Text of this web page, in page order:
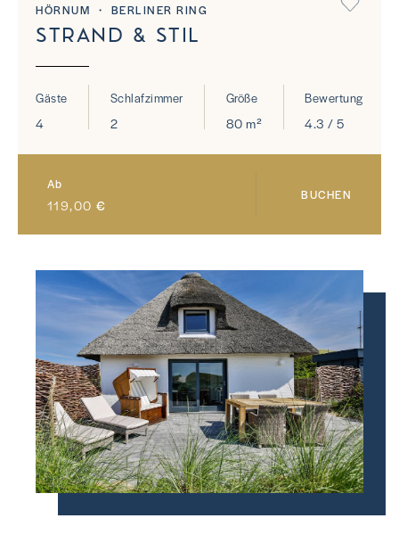
HÖRNUM ・ BERLINER RING
STRAND & STIL
Gäste
4
Schlafzimmer
2
Größe
80 m²
Bewertung
4.3 / 5
Ab
119,00 €
BUCHEN